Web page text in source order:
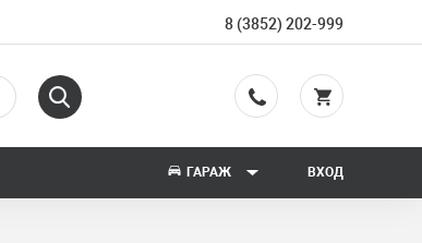
8 (3852) 202-999
ГАРАЖ ВХОД